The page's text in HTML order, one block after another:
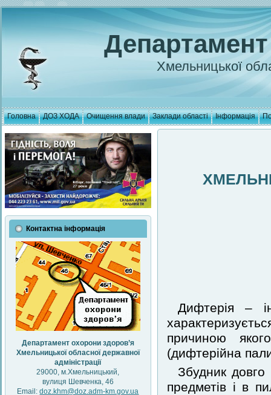
Хмельницької
Головна ДОЗ ХОДА Очищення влади Заклади області Інформація
Контактна інформація
Департамент охорони здоров’я
Хмельницької обласної державної
адміністрації
29000, м.Хмельницький,
вулиця Шевченка, 46
Email:doz.khm@doz.adm-km.gov.ua
Дифтерія –
причиною
(дифтерійна
Збудник довго
предметів і в